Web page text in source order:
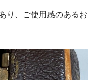
り、ご使用感のあるお